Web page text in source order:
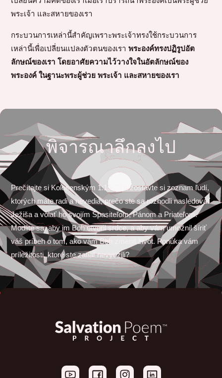
พระเจ้า และสหายของเรา
กระบวนการเหล่านี้สำคัญเพราะพระเจ้าทรงใช้กระบวนการ
เหล่านี้เพื่อเปลี่ยนแปลงตัวตนของเราพระองค์ทรงปฏิรูปอัต
ลักษณ์ของเรา โดยอาศัยความไว้วางใจในอัตลักษณ์ของ
พระองค์ ในฐานะพระผู้ช่วย พระเจ้า และสหายของเรา
พิจารณาลึกลงไป
Prečítajte si Kolosenským 1:15-23 a zostavte si zoznam ľudí,
ktorých máte radi a nevedia, prečo ste sa rozhodli nasledovať
Ježiša a volať ho svojím Spasiteľom, Pánom a Priateľom.
Modlite sa, aby im Boh otvoril srdce, a aby vám umožnil šíriť
váš príbeh o tom, ako vám Boh zmenil život. Ponúka vám
príležitosti, ktoré ste zatiaľ nevyužili?